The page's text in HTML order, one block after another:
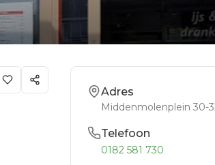
Adres
Middenmolenplein 30-
Telefoon
0182 581 730